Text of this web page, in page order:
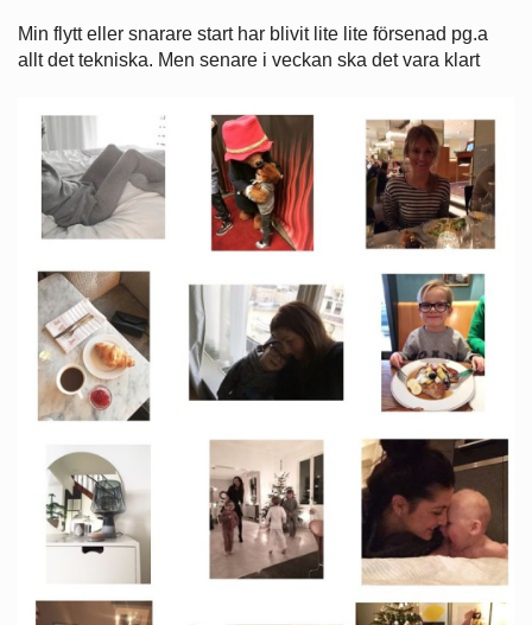
Min flytt eller snarare start har blivit lite lite försenad pg.a
allt det tekniska. Men senare i veckan ska det vara klart